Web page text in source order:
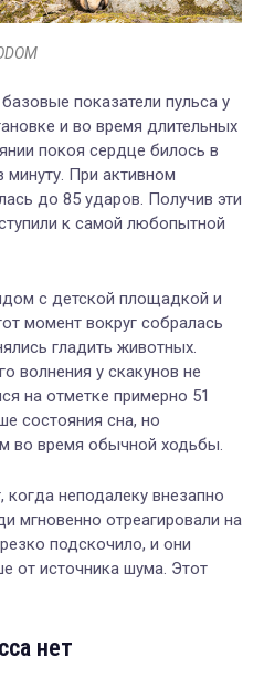
показатели пульса у
и во время длительных
покоя сердце билось в
При активном
до 85 ударов. Получив эти
к самой любопытной
с детской площадкой и
момент вокруг собралась
гладить животных.
волнения у скакунов не
на отметке примерно 51
состояния сна, но
во время обычной ходьбы.
когда неподалеку внезапно
мгновенно отреагировали на
подскочило, и они
от источника шума. Этот
нет